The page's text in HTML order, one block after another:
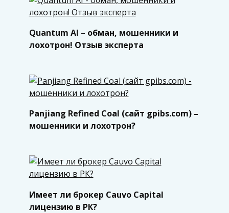
Quantum AI – обман, мошенники и
лохотрон! Отзыв эксперта
Panjiang Refined Coal (сайт gpibs.com) –
мошенники и лохотрон?
Имеет ли брокер Cauvo Capital
лицензию в РК?